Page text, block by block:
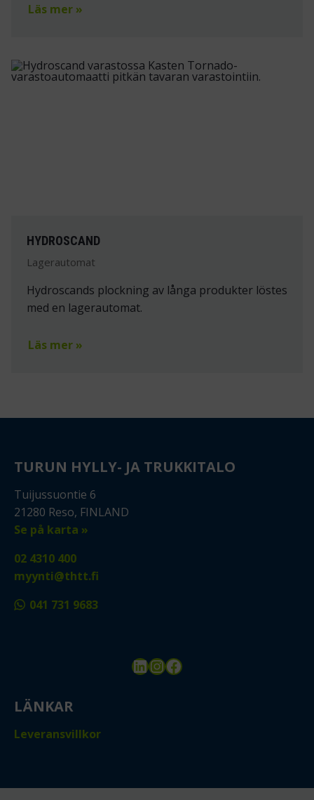
Läs mer »
HYDROSCAND
Lagerautomat
Hydroscands plockning av långa produkter löstes
med en lagerautomat.
Läs mer »
TURUN HYLLY- JA TRUKKITALO
Tuijussuontie 6
21280 Reso, FINLAND
Se på karta »
02 4310 400
myynti@thtt.fi
041 731 9683
LinkedIn
Instagram
Facebook
LÄNKAR
Leveransvillkor